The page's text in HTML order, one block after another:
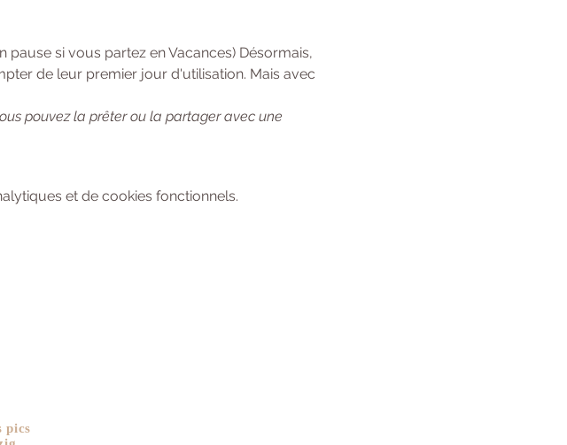
pause si vous partez en Vacances) Désormais,
de leur premier jour d'utilisation. Mais avec
pouvez la prêter ou la partager avec une
et de cookies fonctionnels.
pics